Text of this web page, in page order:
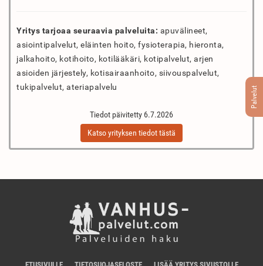
Palvelut
Yritys tarjoaa seuraavia palveluita: apuvälineet,
asiointipalvelut, eläinten hoito, fysioterapia, hieronta,
jalkahoito, kotihoito, kotilääkäri, kotipalvelut, arjen
asioiden järjestely, kotisairaanhoito, siivouspalvelut,
tukipalvelut, ateriapalvelu
Tiedot päivitetty 6.7.2026
Katso yrityksen tiedot tästä